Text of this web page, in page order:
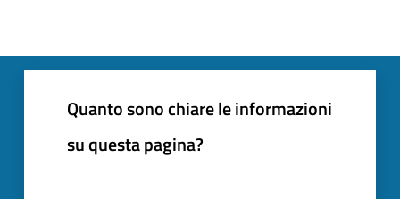
Quanto sono chiare le informazioni
su questa pagina?